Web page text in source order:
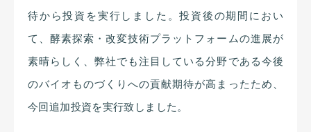
待から投資を実行しました。投資後の期間におい
て、酵素探索・改変技術プラットフォームの進展が
素晴らしく、弊社でも注目している分野である今後
のバイオものづくりへの貢献期待が高まったため、
今回追加投資を実行致しました。